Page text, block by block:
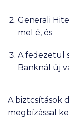
Generali
mellé, és
A fedezetül
Banknál új
A biztosítások
megbízással